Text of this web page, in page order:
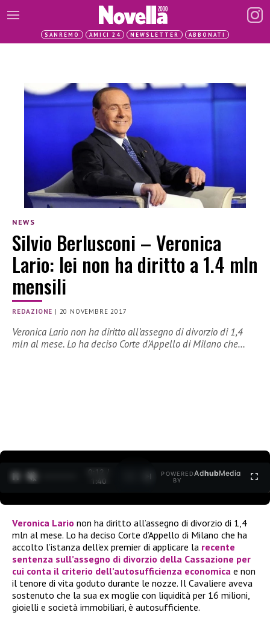
SANREMO AMICI 24 NEWSLETTER ABBONATI
NEWS
Silvio Berlusconi – Veronica
Lario: lei non ha diritto a 1.4 mln
mensili
REDAZIONE | 20 NOVEMBRE 2017
Veronica Lario non ha diritto all’assegno di divorzio di 1,4
mln al mese. Lo ha deciso Corte d’Appello di Milano che…
0:12 /
1:40
POWERED
BY
AdhubMedia
Veronica Lario non ha diritto all’assegno di divorzio di 1,4
mln al mese. Lo ha deciso Corte d’Appello di Milano che ha
accolto l’istanza dell’ex premier di applicare la recente
sentenza sull’assegno di divorzio della Cassazione per
cui conta il criterio dell’autosufficienza economica e non
il tenore di vita goduto durante le nozze. Il Cavaliere aveva
sostenuto che la sua ex moglie con liquidità per 16 milioni,
gioielli e società immobiliari, è autosufficiente.